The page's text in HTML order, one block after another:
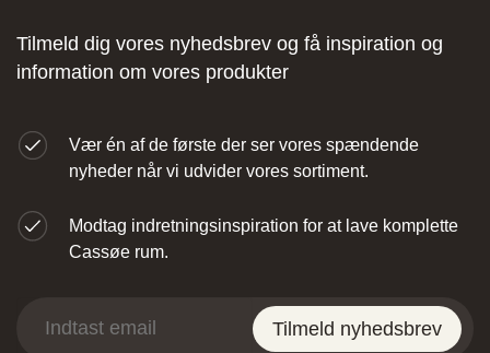
Tilmeld dig vores nyhedsbrev og få inspiration og
information om vores produkter
Vær én af de første der ser vores spændende
nyheder når vi udvider vores sortiment.
Modtag indretningsinspiration for at lave komplette
Cassøe rum.
Tilmeld nyhedsbrev
JKE Design – Glostrup
Søndre Ringvej 35, 2605 Brøndby, Danmark
Designa – Århus